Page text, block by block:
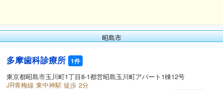
昭島市
多摩歯科診療所 1件
東京都昭島市玉川町1丁目8-1都営昭島玉川町アパート1棟12号
JR青梅線 東中神駅 徒歩 2分